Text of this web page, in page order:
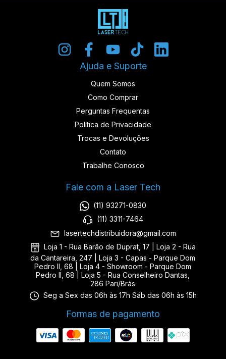
Ajuda e Suporte
Quem Somos
Como Comprar
Perguntas Frequentas
Política de Privacidade
Trocas e Devoluções
Contato
Trabalhe Conosco
Fale com a Laser Tech
(11) 93271-0830
(11) 3311-7464
lasertechdistribuidora@gmail.com
Loja 1 - Rua Barão de Duprat, 17 | Loja 2 - Rua
da Cantareira, 247 | Loja 3 - Capas - Parque Dom
Pedro II, 68 | Loja 4 - Showroom - Parque Dom
Pedro II, 68 | Loja 5 - Rua Conselheiro Dantas,
286 Pari/Brás
Seg a Sex das 06h às 17h Sáb das 06h às 15h
Formas de pagamento